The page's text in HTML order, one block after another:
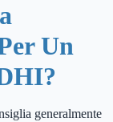
Un
generalmente